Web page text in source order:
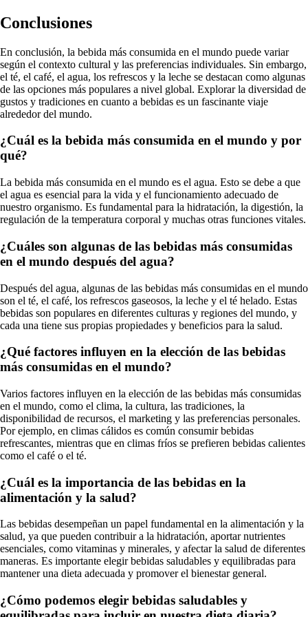
Conclusiones
En conclusión, la bebida más consumida en el mundo puede variar
según el contexto cultural y las preferencias individuales. Sin embargo,
el té, el café, el agua, los refrescos y la leche se destacan como algunas
de las opciones más populares a nivel global. Explorar la diversidad de
gustos y tradiciones en cuanto a bebidas es un fascinante viaje
alrededor del mundo.
¿Cuál es la bebida más consumida en el mundo y por
qué?
La bebida más consumida en el mundo es el agua. Esto se debe a que
el agua es esencial para la vida y el funcionamiento adecuado de
nuestro organismo. Es fundamental para la hidratación, la digestión, la
regulación de la temperatura corporal y muchas otras funciones vitales.
¿Cuáles son algunas de las bebidas más consumidas
en el mundo después del agua?
Después del agua, algunas de las bebidas más consumidas en el mundo
son el té, el café, los refrescos gaseosos, la leche y el té helado. Estas
bebidas son populares en diferentes culturas y regiones del mundo, y
cada una tiene sus propias propiedades y beneficios para la salud.
¿Qué factores influyen en la elección de las bebidas
más consumidas en el mundo?
Varios factores influyen en la elección de las bebidas más consumidas
en el mundo, como el clima, la cultura, las tradiciones, la
disponibilidad de recursos, el marketing y las preferencias personales.
Por ejemplo, en climas cálidos es común consumir bebidas
refrescantes, mientras que en climas fríos se prefieren bebidas calientes
como el café o el té.
¿Cuál es la importancia de las bebidas en la
alimentación y la salud?
Las bebidas desempeñan un papel fundamental en la alimentación y la
salud, ya que pueden contribuir a la hidratación, aportar nutrientes
esenciales, como vitaminas y minerales, y afectar la salud de diferentes
maneras. Es importante elegir bebidas saludables y equilibradas para
mantener una dieta adecuada y promover el bienestar general.
¿Cómo podemos elegir bebidas saludables y